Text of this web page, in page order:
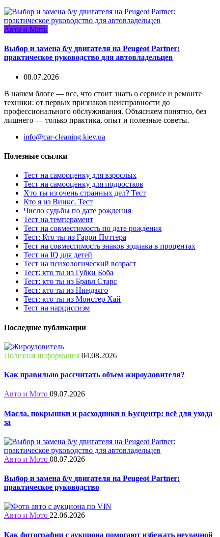
Авто и Мото
Выбор и замена б/у двигателя на Peugeot Partner:
практическое руководство для автовладельцев
08.07.2026
В нашем блоге — все, что стоит знать о сервисе и ремонте
техники: от первых признаков неисправности до
профессионального обслуживания. Объясняем понятно, без
лишнего — только практика, опыт и полезные советы.
info@car-cleaning.kiev.ua
Полезные ссылки
Тест на самооценку для взрослых
Тест на самооценку для подростков
Хто ты из очень странных дел? Тест
Кто я из Винкс. Тест
Число судьбы по дате рождения
Тест на темперамент
Тест на совместимость по дате рождения
Тест: Кто ты из Гарри Поттера
Тест на совместимость знаков зодиака в процентах
Тест на IQ для детей
Тест на психологический возраст
Тест: кто ты из Губки Боба
Тест: кто ты из Бравл Старс
Тест: кто ты из Ниндзяго
Тест: кто ты из Монстер Хай
Тест на нарциссизм
Последние публикации
Полезная информация 04.08.2026
Как правильно рассчитать объем жироуловителя?
Авто и Мото 09.07.2026
Масла, покрышки и расходники в Бусцентр: всё для ухода
за
Авто и Мото 08.07.2026
Выбор и замена б/у двигателя на Peugeot Partner:
практическое руководство
Авто и Мото 22.06.2026
Как фотографии с аукциона помогают избежать неудачной